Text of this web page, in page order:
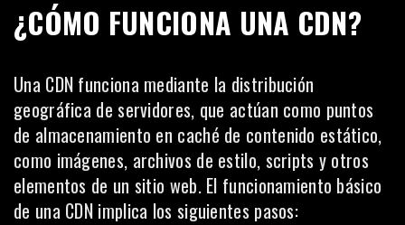
¿CÓMO FUNCIONA UNA CDN?
Una CDN funciona mediante la distribución
geográfica de servidores, que actúan como puntos
de almacenamiento en caché de contenido estático,
como imágenes, archivos de estilo, scripts y otros
elementos de un sitio web. El funcionamiento básico
de una CDN implica los siguientes pasos: